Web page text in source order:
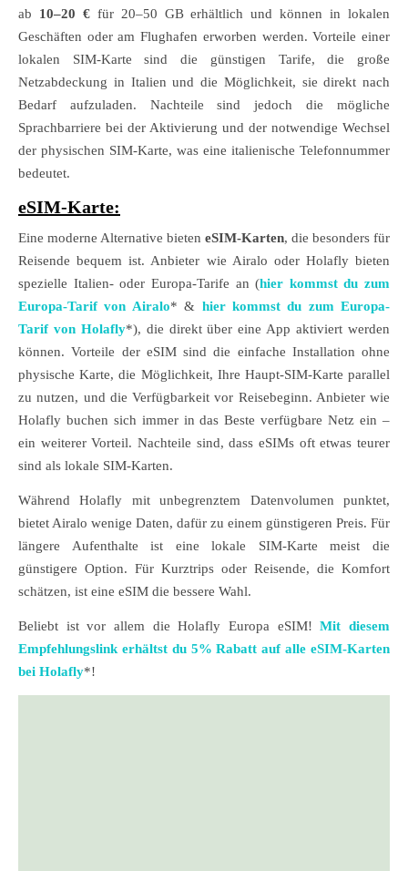
ab 10–20 €für 20–50 GB erhältlich und können in lokalen
Geschäften oder am Flughafen erworben werden. Vorteile einer
lokalen SIM-Karte sind die günstigen Tarife, die große
Netzabdeckung in Italien und die Möglichkeit, sie direkt nach
Bedarf aufzuladen. Nachteile sind jedoch die mögliche
Sprachbarriere bei der Aktivierung und der notwendige Wechsel
der physischen SIM-Karte, was eine italienische Telefonnummer
bedeutet.
eSIM-Karte:
Eine moderne Alternative bieten eSIM-Karten, die besonders für
Reisende bequem ist. Anbieter wie Airalo oder Holafly bieten
spezielle Italien- oder Europa-Tarife an (hier kommst du zum
Europa-Tarif von Airalo* & hier kommst du zum Europa-
Tarif von Holafly*), die direkt über eine App aktiviert werden
können. Vorteile der eSIM sind die einfache Installation ohne
physische Karte, die Möglichkeit, Ihre Haupt-SIM-Karte parallel
zu nutzen, und die Verfügbarkeit vor Reisebeginn. Anbieter wie
Holafly buchen sich immer in das Beste verfügbare Netz ein –
ein weiterer Vorteil. Nachteile sind, dass eSIMs oft etwas teurer
sind als lokale SIM-Karten.
Während Holafly mit unbegrenztem Datenvolumen punktet,
bietet Airalo wenige Daten, dafür zu einem günstigeren Preis. Für
längere Aufenthalte ist eine lokale SIM-Karte meist die
günstigere Option. Für Kurztrips oder Reisende, die Komfort
schätzen, ist eine eSIM die bessere Wahl.
Beliebt ist vor allem die Holafly Europa eSIM!Mit diesem
Empfehlungslink erhältst du 5% Rabatt auf alle eSIM-Karten
bei Holafly*!